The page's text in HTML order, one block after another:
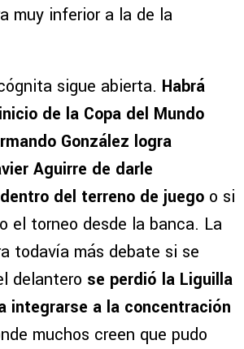
muy inferior a la de la
sigue abierta. Habrá
de la Copa del Mundo
González logra
Aguirre de darle
del terreno de juego o si
el torneo desde la banca. La
todavía más debate si se
delantero se perdió la Liguilla
integrarse a la concentración
muchos creen que pudo